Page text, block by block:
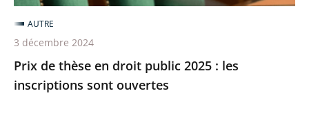
inscriptions
sont
ouvertes
Prix de thèse en droit public 2025 : les
inscriptions sont ouvertes
AUTRE
3 décembre 2024